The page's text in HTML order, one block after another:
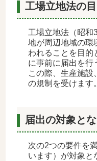
工場立地法の
工場立地法（昭和
地が周辺地域の環
われることを目的
に事前に届出を行
この際、生産施設
の規制を受けます。
届出の対象と
次の2つの要件を
います）が対象と